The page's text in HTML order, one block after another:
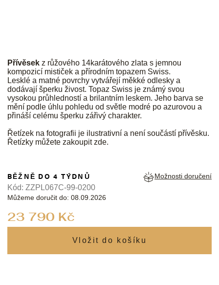
Přívěsek z růžového 14karátového zlata s jemnou
kompozicí mističek a přírodním topazem Swiss.
Lesklé a matné povrchy vytvářejí měkké odlesky a
dodávají šperku živost. Topaz Swiss je známý svou
vysokou průhledností a brilantním leskem. Jeho barva se
mění podle úhlu pohledu od světle modré po azurovou a
přináší celému šperku zářivý charakter.
Řetízek na fotografii je ilustrativní a není součástí přívěsku.
Řetízky můžete zakoupitzde.
23 790 Kč
BĚŽNĚ DO 4 TÝDNŮ
Můžeme doručit do: 08.09.2026
Možnosti doručení
Kód: ZZPL067C-99-0200